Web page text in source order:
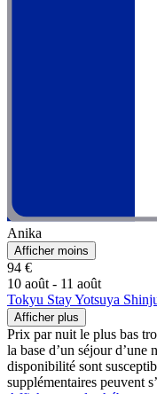
Anika
Afficher moins
94 €
10 août - 11 août
Tokyu Stay Yotsuya
Afficher plus
Prix par nuit le plus bas
la base d’un séjour
disponibilité sont
supplémentaires peuvent